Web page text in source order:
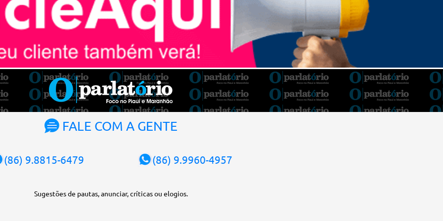
Barroso afirmou que o país tem sorte de ter
o ministro na cadeira de presidente da Corte.
“Considero, pessoalmente e
institucionalmente, que é uma sorte para o
país poder, nesta atual conjuntura, ter uma
pessoa com e...
FALE COM A GENTE
(86) 9.8815-6479 (86) 9.9960-4957
Sugestões de pautas, anunciar, críticas ou elogios.